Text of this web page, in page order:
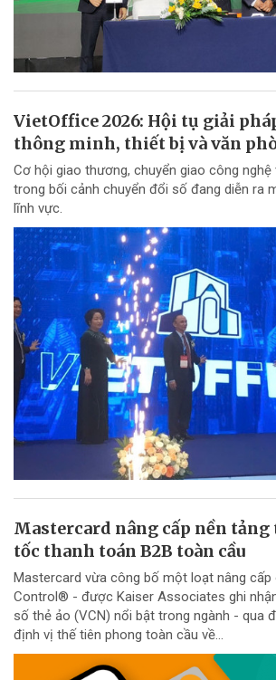
VietOffice 2026: Hội tụ giải
thông minh, thiết bị và văn
Cơ hội giao thương, chuyển giao công
trong bối cảnh chuyển đổi số đang diễn ra
lĩnh vực.
Mastercard nâng cấp nền tảng
tốc thanh toán B2B toàn cầu
Mastercard vừa công bố một loạt nâng cấp
Control® - được Kaiser Associates ghi
số thẻ ảo (VCN) nổi bật trong ngành - qua
định vị thế tiên phong toàn cầu về...